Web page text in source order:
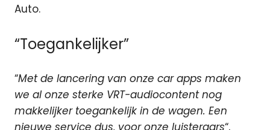
Auto.
“Toegankelijker”
“Met de lancering van onze car apps maken
we al onze sterke VRT-audiocontent nog
makkelijker toegankelijk in de wagen. Een